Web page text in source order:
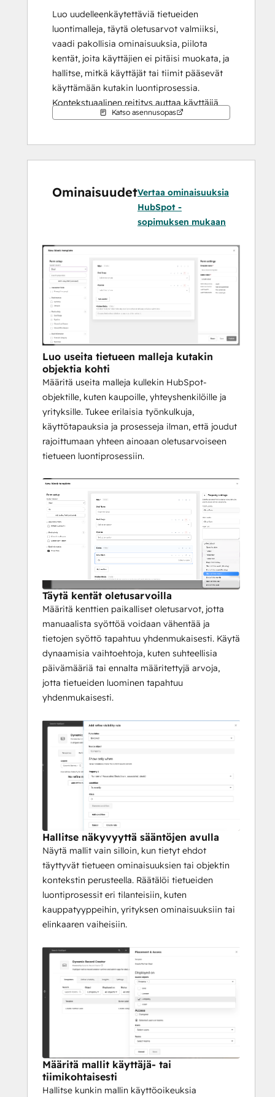
Luo uudelleenkäytettäviä tietueiden
luontimalleja, täytä oletusarvot valmiiksi,
vaadi pakollisia ominaisuuksia, piilota
kentät, joita käyttäjien ei pitäisi muokata, ja
hallitse, mitkä käyttäjät tai tiimit pääsevät
käyttämään kutakin luontiprosessia.
Kontekstuaalinen reititys auttaa käyttäjiä
valitsemaan oikean mallin ilman, että
käytettävissä olevia vaihtoehtoja.
tikettejä ja tuettuja mukautettujen objektien
tietueita suoraan HubSpotin tietuesivuilta
ja pidä samalla tietojen syöttö
Katso asennusopas
OminaisuudetVertaa ominaisuuksia
HubSpot -
sopimuksen mukaan
Luo useita tietueen malleja kutakin
objektia kohti
Määritä useita malleja kullekin HubSpot-
objektille, kuten kaupoille, yhteyshenkilöille ja
yrityksille. Tukee erilaisia työnkulkuja,
käyttötapauksia ja prosesseja ilman, että joudut
rajoittumaan yhteen ainoaan oletusarvoiseen
tietueen luontiprosessiin.
Täytä kentät oletusarvoilla
Määritä kenttien paikalliset oletusarvot, jotta
manuaalista syöttöä voidaan vähentää ja
tietojen syöttö tapahtuu yhdenmukaisesti. Käytä
dynaamisia vaihtoehtoja, kuten suhteellisia
päivämääriä tai ennalta määritettyjä arvoja,
jotta tietueiden luominen tapahtuu
yhdenmukaisesti.
Hallitse näkyvyyttä sääntöjen avulla
Näytä mallit vain silloin, kun tietyt ehdot
täyttyvät tietueen ominaisuuksien tai objektin
kontekstin perusteella. Räätälöi tietueiden
luontiprosessit eri tilanteisiin, kuten
kauppatyyppeihin, yrityksen ominaisuuksiin tai
elinkaaren vaiheisiin.
Määritä mallit käyttäjä- tai
tiimikohtaisesti
Hallitse kunkin mallin käyttöoikeuksia